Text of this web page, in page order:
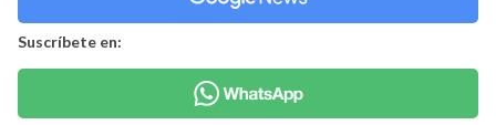
Suscríbete en: